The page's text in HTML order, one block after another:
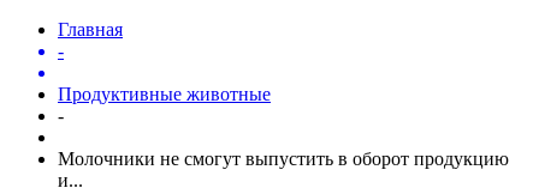
Главная
-
Продуктивные животные
-
Молочники не смогут выпустить в оборот продукцию
и...